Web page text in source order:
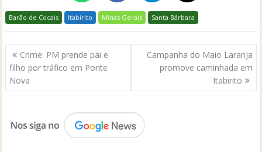
Barão de Cocais Itabirito Minas Gerais Santa Bárbara
Navegação
de
Post
Crime: PM prende pai e
filho por tráfico em Ponte
Nova
Campanha do Maio Laranja
promove caminhada em
Itabirito